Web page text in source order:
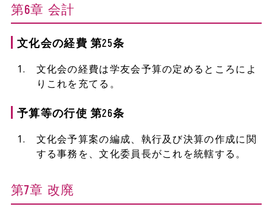
第6章 会計
文化会の経費 第25条
文化会の経費は学友会予算の定めるところによ
りこれを充てる。
予算等の行使 第26条
文化会予算案の編成、執行及び決算の作成に関
する事務を、文化委員長がこれを統轄する。
第7章 改廃